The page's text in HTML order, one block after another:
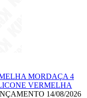
MORDAÇA 4
VERMELHA
14/08/2026